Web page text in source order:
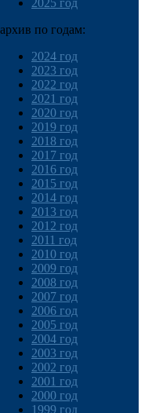
2025 год
архив по годам:
2024 год
2023 год
2022 год
2021 год
2020 год
2019 год
2018 год
2017 год
2016 год
2015 год
2014 год
2013 год
2012 год
2011 год
2010 год
2009 год
2008 год
2007 год
2006 год
2005 год
2004 год
2003 год
2002 год
2001 год
2000 год
1999 год